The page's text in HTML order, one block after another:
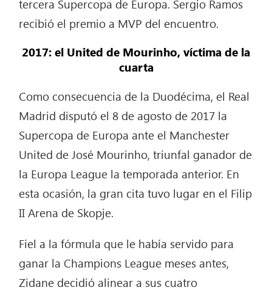
tercera Supercopa de Europa. Sergio Ramos
recibió el premio a MVP del encuentro.
2017: el United de Mourinho, víctima de la
cuarta
Como consecuencia de la Duodécima, el Real
Madrid disputó el 8 de agosto de 2017 la
Supercopa de Europa ante el Manchester
United de José Mourinho, triunfal ganador de
la Europa League la temporada anterior. En
esta ocasión, la gran cita tuvo lugar en el Filip
II Arena de Skopje.
Fiel a la fórmula que le había servido para
ganar la Champions League meses antes,
Zidane decidió alinear a sus cuatro